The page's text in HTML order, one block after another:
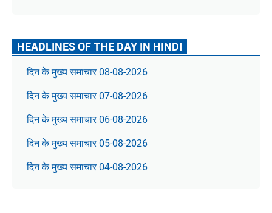
HEADLINES OF THE DAY IN HINDI
दिन के मुख्य समाचार 08-08-2026
दिन के मुख्य समाचार 07-08-2026
दिन के मुख्य समाचार 06-08-2026
दिन के मुख्य समाचार 05-08-2026
दिन के मुख्य समाचार 04-08-2026